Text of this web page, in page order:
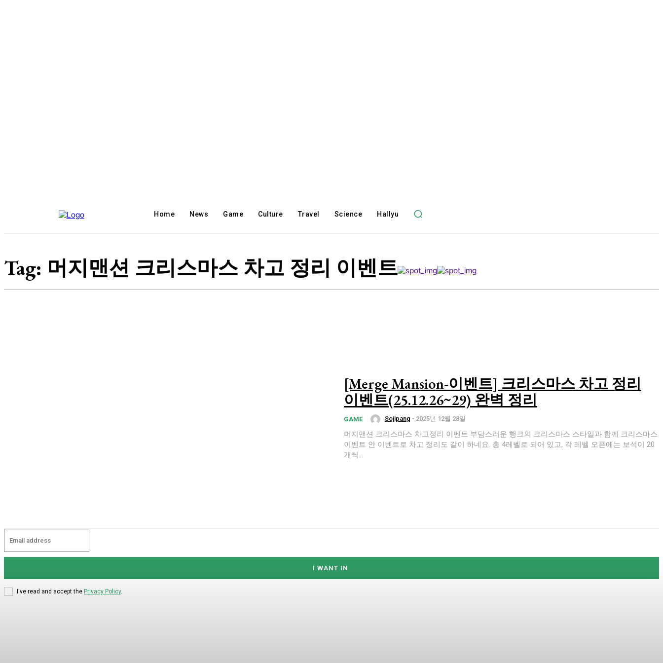
Home News Game Culture Travel Science Hallyu
Tag: 머지맨션 크리스마스 차고 정리 이벤트
[Merge Mansion-이벤트] 크리스마스 차고 정리
이벤트(25.12.26~29) 완벽 정리
GAME Sojipang - 2025년 12월 28일
머지맨션 크리스마스 차고정리 이벤트 부담스러운 행크의 크리스마스 스타일과 함께 크리스마스
이벤트 안 이벤트로 차고 정리도 같이 하네요. 총 4레벨로 되어 있고, 각 레벨 오픈에는 보석이 20
개씩...
I WANT IN
I've read and accept the Privacy Policy.